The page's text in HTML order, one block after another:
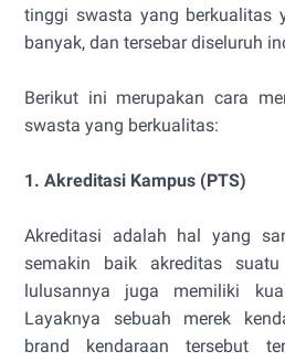
tinggi swasta yang berkualitas
banyak, dan tersebar diseluruh
Berikut ini merupakan cara
swasta yang berkualitas:
1. Akreditasi Kampus (PTS)
Akreditasi adalah hal yang
semakin baik akreditas
lulusannya juga memiliki
Layaknya sebuah merek
brand kendaraan tersebut